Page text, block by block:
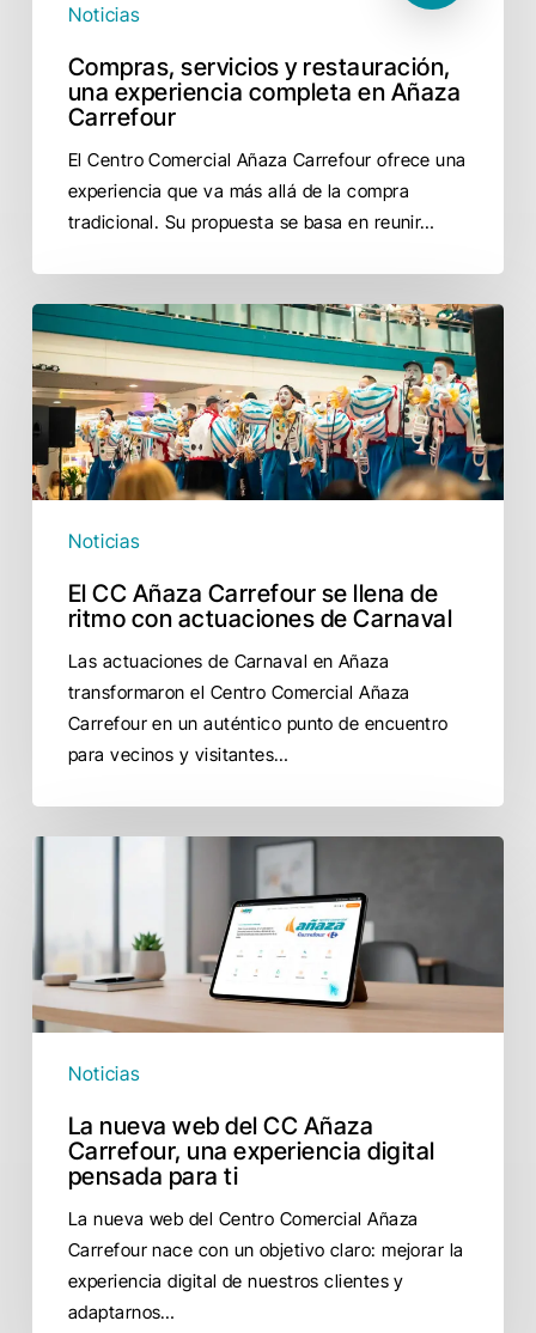
Noticias
Compras, servicios y restauración,
una experiencia completa en Añaza
Carrefour
El Centro Comercial Añaza Carrefour ofrece una
experiencia que va más allá de la compra
tradicional. Su propuesta se basa en reunir…
El
CC
Añaza
Carrefour
se
llena
de
ritmo
actuaciones
Carnaval
Noticias
El CC Añaza Carrefour se llena de
ritmo con actuaciones de Carnaval
Las actuaciones de Carnaval en Añaza
transformaron el Centro Comercial Añaza
Carrefour en un auténtico punto de encuentro
para vecinos y visitantes…
del
CC
Añaza
Carrefour,
digital
pensada
Noticias
La nueva web del CC Añaza
Carrefour, una experiencia digital
pensada para ti
La nueva web del Centro Comercial Añaza
Carrefour nace con un objetivo claro: mejorar la
experiencia digital de nuestros clientes y
adaptarnos…